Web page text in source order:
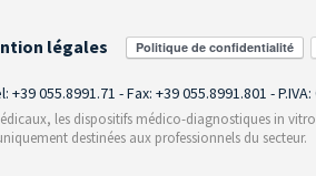
légales
055.8991.71 - Fax: +39 055.8991.801 -
les dispositifs médico-diagnostiques in
destinées aux professionnels du secteur.